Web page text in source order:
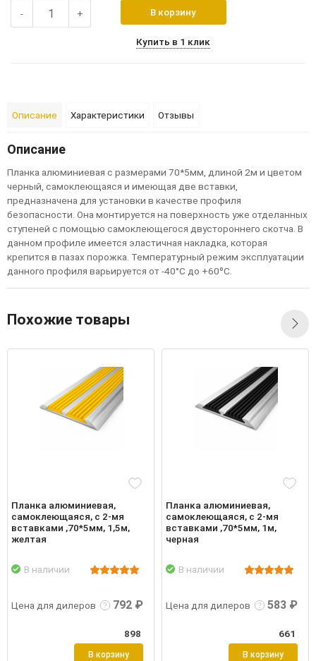
- + В корзину
Купить в 1 клик
Описание Характеристики Отзывы
Описание
Планка алюминиевая с размерами 70*5мм, длиной 2м и цветом
черный, самоклеющаяся и имеющая две вставки,
предназначена для установки в качестве профиля
безопасности. Она монтируется на поверхность уже отделанных
ступеней с помощью самоклеющегося двустороннего скотча. В
данном профиле имеется эластичная накладка, которая
крепится в пазах порожка. Температурный режим эксплуатации
данного профиля варьируется от-40°С до +60ºС.
Похожие товары
Планка алюминиевая,
самоклеющаяся, с 2-мя
вставками ,70*5мм, 1,5м,
желтая
В наличии
Цена для дилеров
Войти
792 ₽
898
В корзину
Планка алюминиевая,
самоклеющаяся, с 2-мя
вставками ,70*5мм, 1м,
черная
В наличии
Цена для дилеров
Подробнее Войти
583 ₽
661
В корзину